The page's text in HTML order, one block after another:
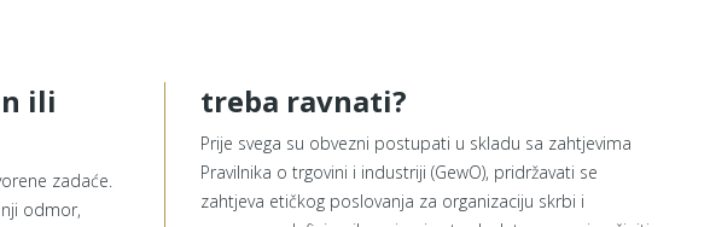
ili
zadaće.
odmor,
treba ravnati?
Prije svega su obvezni postupati u skladu sa zahtjevima
Pravilnika o trgovini i industriji (GewO), pridržavati se
zahtjeva etičkog poslovanja za organizaciju skrbi i